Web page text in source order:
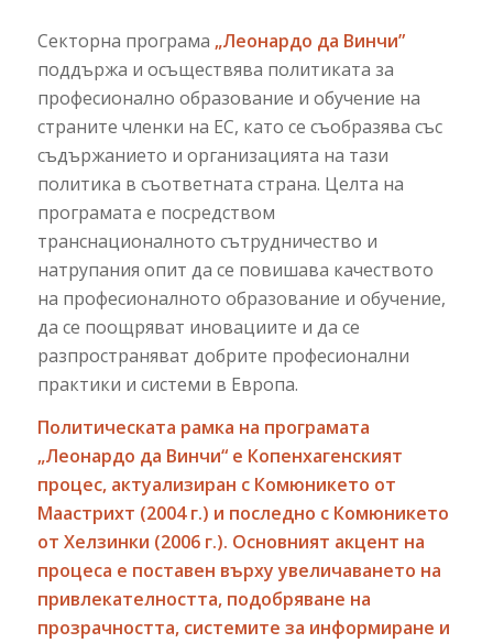
Секторна програма „Леонардо да Винчи”
поддържа и осъществява политиката за
професионално образование и обучение на
страните членки на ЕС, като се съобразява със
съдържанието и организацията на тази
политика в съответната страна. Целта на
програмата е посредством
транснационалното сътрудничество и
натрупания опит да се повишава качеството
на професионалното образование и обучение,
да се поощряват иновациите и да се
разпространяват добрите професионални
практики и системи в Европа.
Политическата рамка на програмата
„Леонардо да Винчи“ e Копенхагенският
процес, актуализиран с Комюникето от
Маастрихт (2004 г.) и последно с Комюникето
от Хелзинки (2006 г.). Основният акцент на
процеса е поставен върху увеличаването на
привлекателността, подобряване на
прозрачността, системите за информиране и